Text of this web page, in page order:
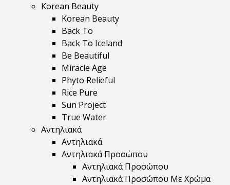
Korean Beauty
Korean Beauty
Back To
Back To Iceland
Be Beautiful
Miracle Age
Phyto Relieful
Rice Pure
Sun Project
True Water
Αντηλιακά
Αντηλιακά
Αντηλιακά Προσώπου
Αντηλιακά Προσώπου
Αντηλιακά Προσώπου Με Χρώμα